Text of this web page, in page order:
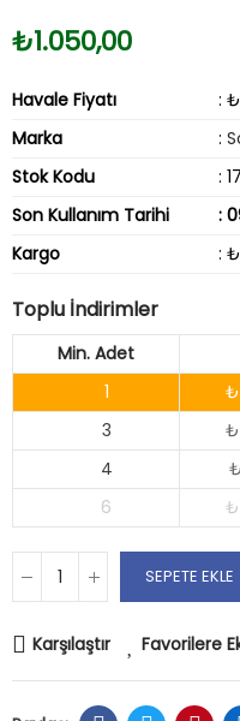
₺1.050,00
Havale Fiyatı
:
Marka
:
Stok Kodu
:
Son Kullanım Tarihi
:
Kargo
:
Toplu İndirimler
Min. Adet
1
3
4
6
SEPETE EKLE
Karşılaştır Favorilere